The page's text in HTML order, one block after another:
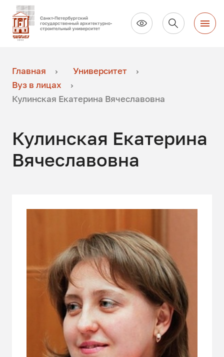
Главная
Университет
Вуз в лицах
Кулинская Екатерина Вячеславовна
Кулинская Екатерина
Вячеславовна